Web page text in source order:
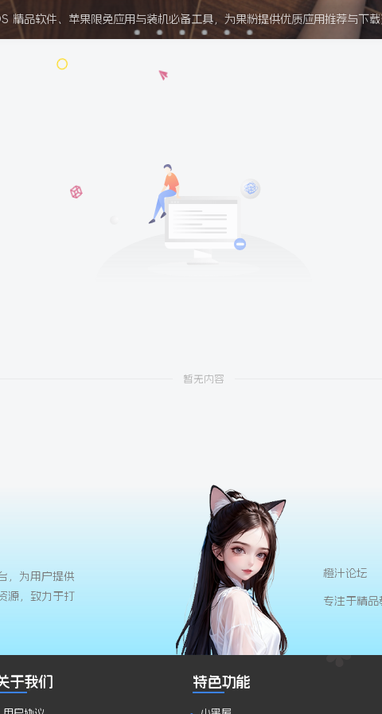
品软件、苹果限免应用与装机必备工具，为果粉提供优质应用推荐与下
暂无内容
，为用户提供
源，致力于打
橙汁论坛
专注于精
于我们 特色功能